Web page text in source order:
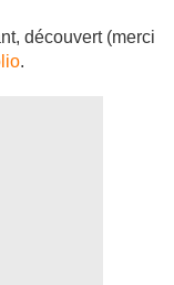
découvert (merci
.